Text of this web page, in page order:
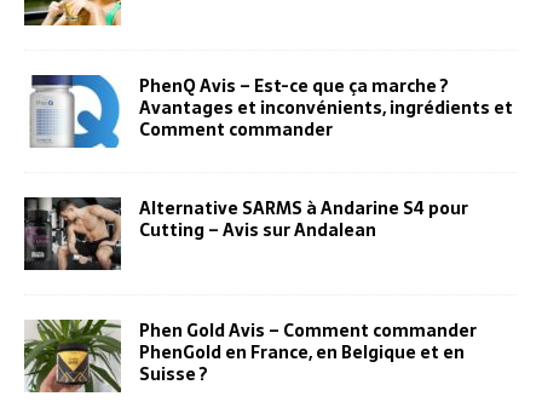
PhenQ Avis – Est-ce que ça marche ?
Avantages et inconvénients, ingrédients et
Comment commander
Alternative SARMS à Andarine S4 pour
Cutting – Avis sur Andalean
Phen Gold Avis – Comment commander
PhenGold en France, en Belgique et en
Suisse ?